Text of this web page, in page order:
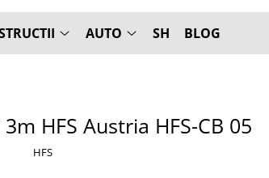
AUTO SH BLOG
HFS Austria HFS-CB 05
HFS